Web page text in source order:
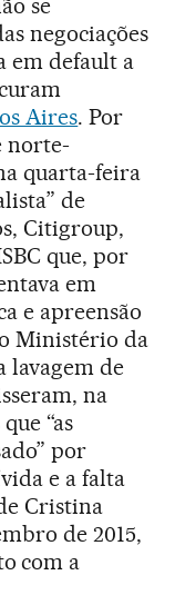
se
negociações
em default a
Aires. Por
norte-
quarta-feira
de
Citigroup,
que, por
em
e apreensão
Ministério da
lavagem de
na
“as
por
e a falta
Cristina
de 2015,
com a